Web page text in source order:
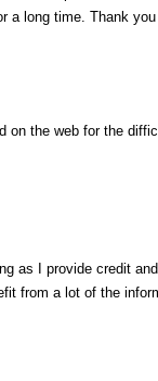
a long time. Thank
on the web for the
as I provide credit
from a lot of the